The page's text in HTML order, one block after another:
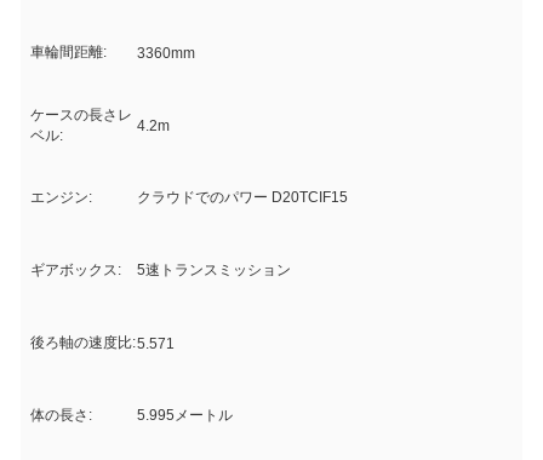
車輪間距離: 3360mm
ケースの長さレ
ベル:
4.2m
エンジン: クラウドでのパワー D20TCIF15
ギアボックス: 5速トランスミッション
後ろ軸の速度比:5.571
体の長さ: 5.995メートル